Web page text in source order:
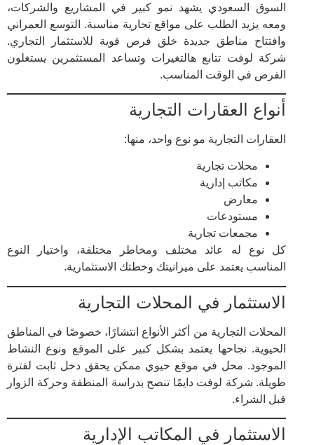
السوق السعودي يشهد نمو كبير في المشاريع والشركات،
ومعه يزيد الطلب على مواقع تجارية مناسبة. التوسع العمراني
وافتتاح مناطق جديدة خلق فرص قوية للاستثمار التجاري.
شركة لوفت تتابع هالتغيرات وتساعد المستثمرين يستغلون
الفرص في الوقت المناسب.
أنواع العقارات التجارية
العقارات التجارية مو نوع واحد، منها:
محلات تجارية
مكاتب إدارية
معارض
مستودعات
مجمعات تجارية
كل نوع له عائد مختلف ومخاطر مختلفة، واختيار النوع
المناسب يعتمد على ميزانيتك وخطتك الاستثمارية.
الاستثمار في المحلات التجارية
المحلات التجارية من أكثر الأنواع انتشارًا، خصوصًا في المناطق
الحيوية. نجاحها يعتمد بشكل كبير على الموقع ونوع النشاط
الموجود. محل في موقع حيوي ممكن يحقق دخل ثابت لفترة
طويلة. شركة لوفت دايمًا تنصح بدراسة المنطقة وحركة الزوار
قبل الشراء.
الاستثمار في المكاتب الإدارية